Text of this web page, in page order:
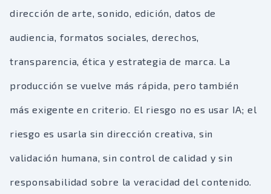
dirección de arte, sonido, edición, datos de
audiencia, formatos sociales, derechos,
transparencia, ética y estrategia de marca. La
producción se vuelve más rápida, pero también
más exigente en criterio. El riesgo no es usar IA; el
riesgo es usarla sin dirección creativa, sin
validación humana, sin control de calidad y sin
responsabilidad sobre la veracidad del contenido.